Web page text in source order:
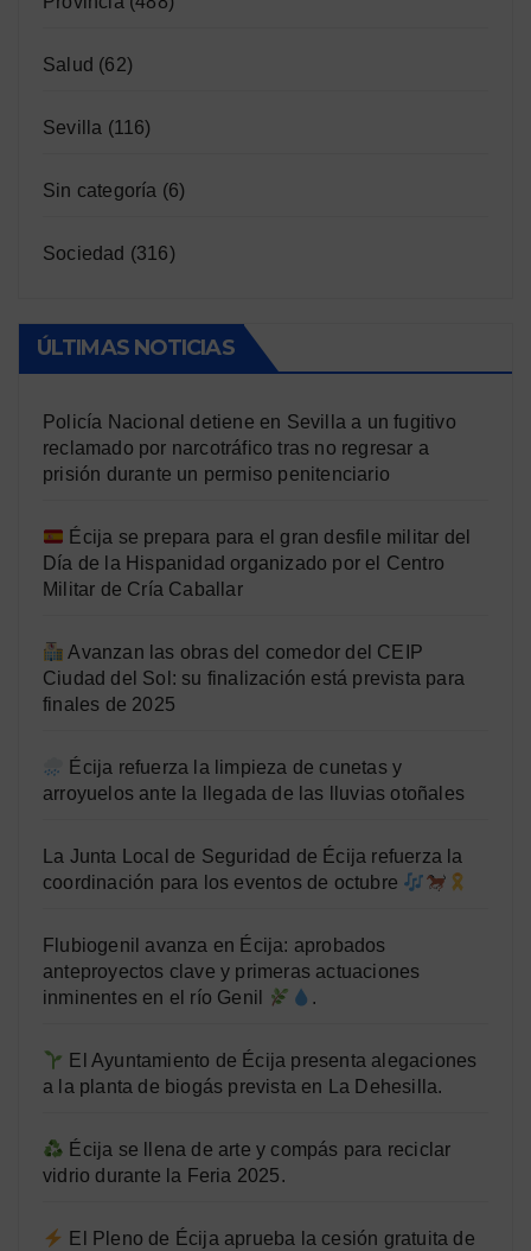
Salud (62)
Sevilla (116)
Sin categoría (6)
Sociedad (316)
ÚLTIMAS NOTICIAS
Policía Nacional detiene en Sevilla a un fugitivo
reclamado por narcotráfico tras no regresar a
prisión durante un permiso penitenciario
Écija se prepara para el gran desfile militar del
Día de la Hispanidad organizado por el Centro
Militar de Cría Caballar
Avanzan las obras del comedor del CEIP
Ciudad del Sol: su finalización está prevista para
finales de 2025
Écija refuerza la limpieza de cunetas y
arroyuelos ante la llegada de las lluvias otoñales
La Junta Local de Seguridad de Écija refuerza la
coordinación para los eventos de octubre
Flubiogenil avanza en Écija: aprobados
anteproyectos clave y primeras actuaciones
inminentes en el río Genil
.
El Ayuntamiento de Écija presenta alegaciones
a la planta de biogás prevista en La Dehesilla.
Écija se llena de arte y compás para reciclar
vidrio durante la Feria 2025.
El Pleno de Écija aprueba la cesión gratuita de